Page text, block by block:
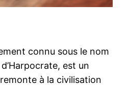
connu sous le nom
est un
à la civilisation